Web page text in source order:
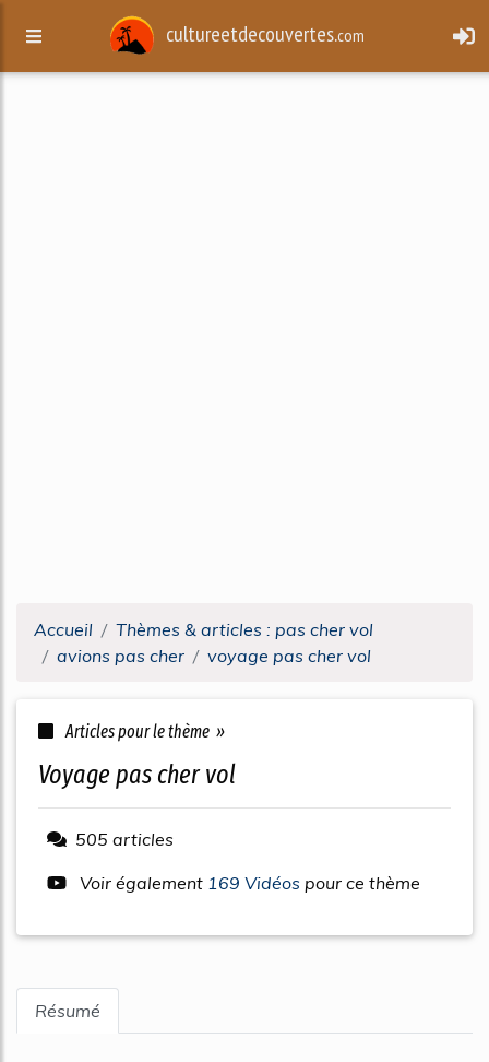
cultureetdecouvertes.com
Accueil
Thèmes & articles : pas cher vol
avions pas cher
voyage pas cher vol
Articles pour le thème »
voyage pas cher vol
505 articles
Voir également 169 Vidéos pour ce thème
Résumé